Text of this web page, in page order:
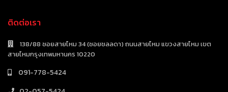
ติดต่อเรา
138/88 ซอยสายไหม 34 (ซอยชลลดา) ถนนสายไหม แขวงสายไหม เขต
สายไหมกรุงเทพมหานคร 10220
091-778-5424